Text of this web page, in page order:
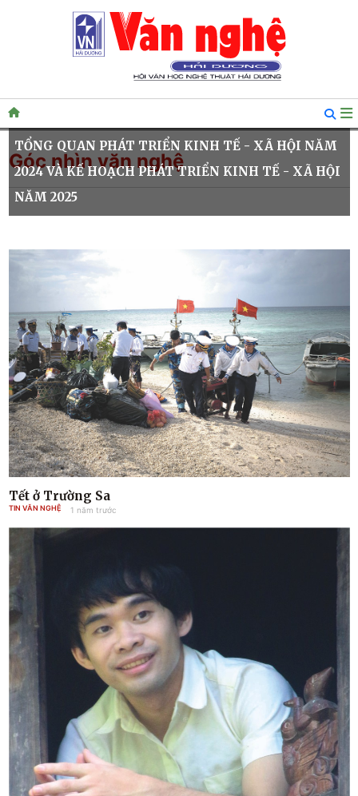
Góc nhìn văn nghệ
TỔNG QUAN PHÁT TRIỂN KINH TẾ - XÃ HỘI NĂM
2024 VÀ KẾ HOẠCH PHÁT TRIỂN KINH TẾ - XÃ HỘI
NĂM 2025
Tết ở Trường Sa
TIN VĂN NGHỆ 1 năm trước